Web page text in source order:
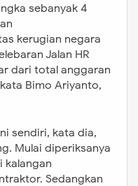
sebanyak 4
kerugian negara
Jalan HR
dari total anggaran
kata Bimo Ariyanto,
sendiri, kata dia,
Mulai diperiksanya
kalangan
Sedangkan